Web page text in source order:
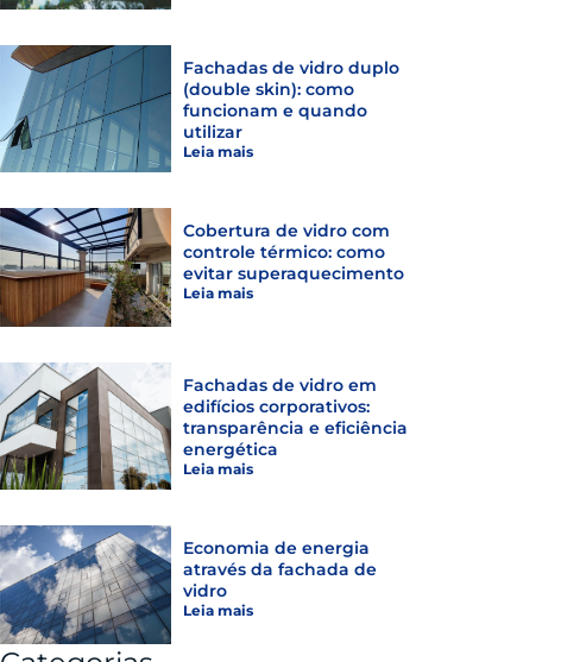
Fachadas de vidro duplo
(double skin): como
funcionam e quando
utilizar
Leia mais
Cobertura de vidro com
controle térmico: como
evitar superaquecimento
Leia mais
Fachadas de vidro em
edifícios corporativos:
transparência e eficiência
energética
Leia mais
Economia de energia
através da fachada de
vidro
Leia mais